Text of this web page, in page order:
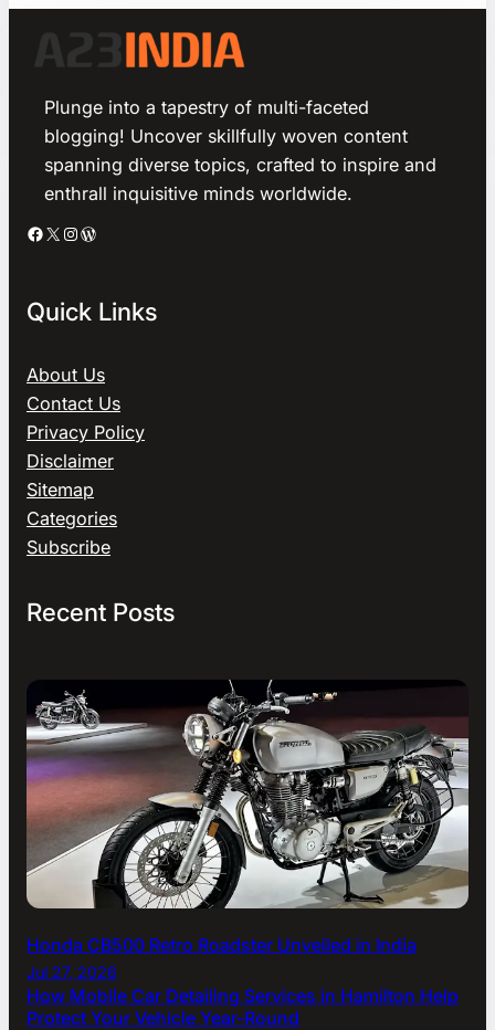
Plunge into a tapestry of multi-faceted
blogging! Uncover skillfully woven content
spanning diverse topics, crafted to inspire and
enthrall inquisitive minds worldwide.
Facebook X Instagram WordPress
Quick Links
About Us
Contact Us
Privacy Policy
Disclaimer
Sitemap
Categories
Subscribe
Recent Posts
Honda CB500 Retro Roadster Unveiled in India
Jul 27, 2026
How Mobile Car Detailing Services in Hamilton Help
Protect Your Vehicle Year-Round